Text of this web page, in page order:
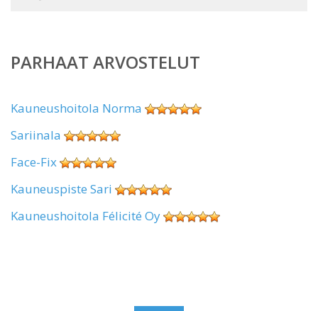
PARHAAT ARVOSTELUT
Kauneushoitola Norma
Sariinala
Face-Fix
Kauneuspiste Sari
Kauneushoitola Félicité Oy